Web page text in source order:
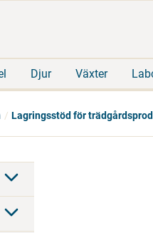
Djur Växter
Lagringsstöd för